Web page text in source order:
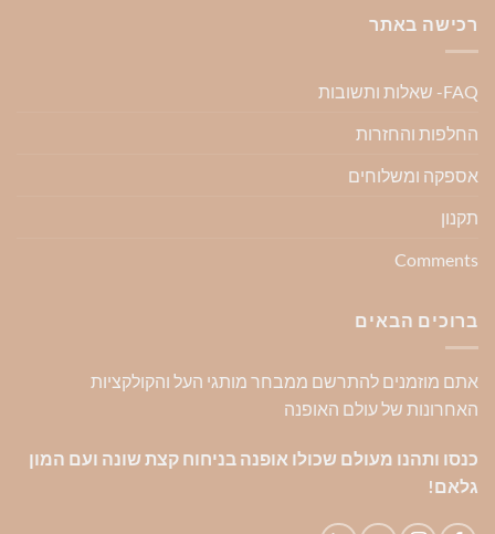
רכישה באתר
FAQ- שאלות ותשובות
החלפות והחזרות
אספקה ומשלוחים
תקנון
Comments
ברוכים הבאים
אתם מוזמנים להתרשם ממבחר מותגי העל והקולקציות
האחרונות של עולם האופנה
כנסו ותהנו מעולם שכולו אופנה בניחוח קצת שונה ועם המון
גלאם!